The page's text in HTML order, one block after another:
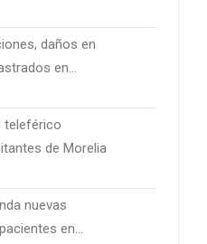
daños en
en
teleférico
de Morelia
nuevas
en